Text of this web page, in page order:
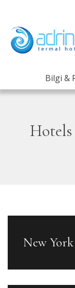
Bilgi &
Hotels
New York